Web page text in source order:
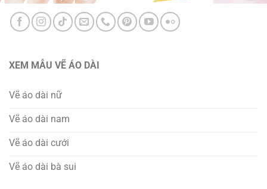
XEM MẪU VẼ ÁO DÀI
Vẽ áo dài nữ
Vẽ áo dài nam
Vẽ áo dài cưới
Vẽ áo dài bà sui